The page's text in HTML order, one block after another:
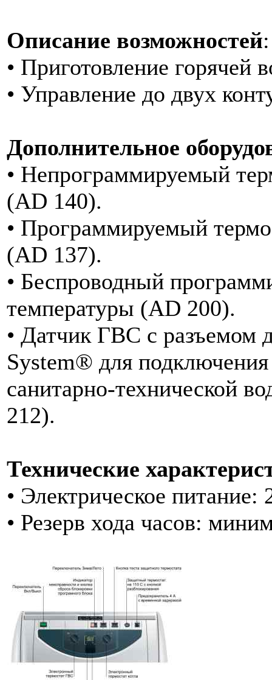
Описание возможностей:
• Приготовление горячей
• Управление до двух
Дополнительное
• Непрограммируемый
(AD 140).
• Программируемый
(AD 137).
• Беспроводный
температуры (AD 200).
• Датчик ГВС с разъемом
System® для подключения
санитарно-технической
212).
Технические
• Электрическое
• Резерв хода часов: